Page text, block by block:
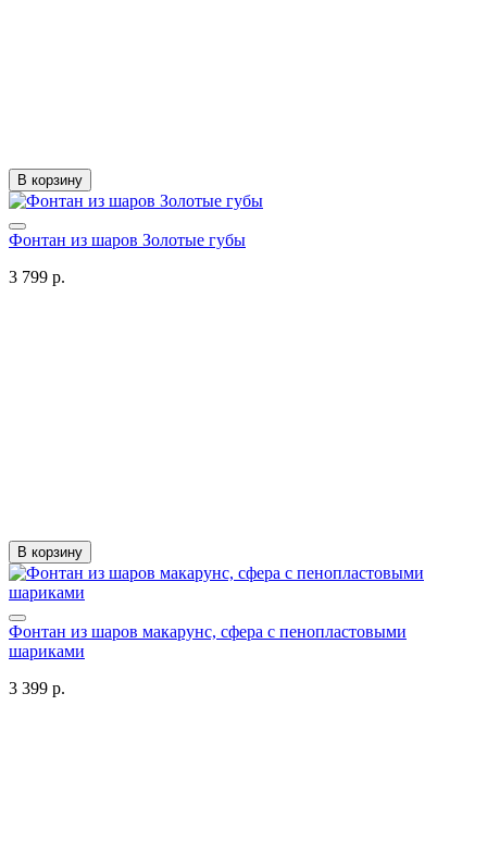
В корзину
Фонтан из шаров Золотые губы
3 799 р.
В корзину
Фонтан из шаров макарунс, сфера с пенопластовыми
шариками
3 399 р.